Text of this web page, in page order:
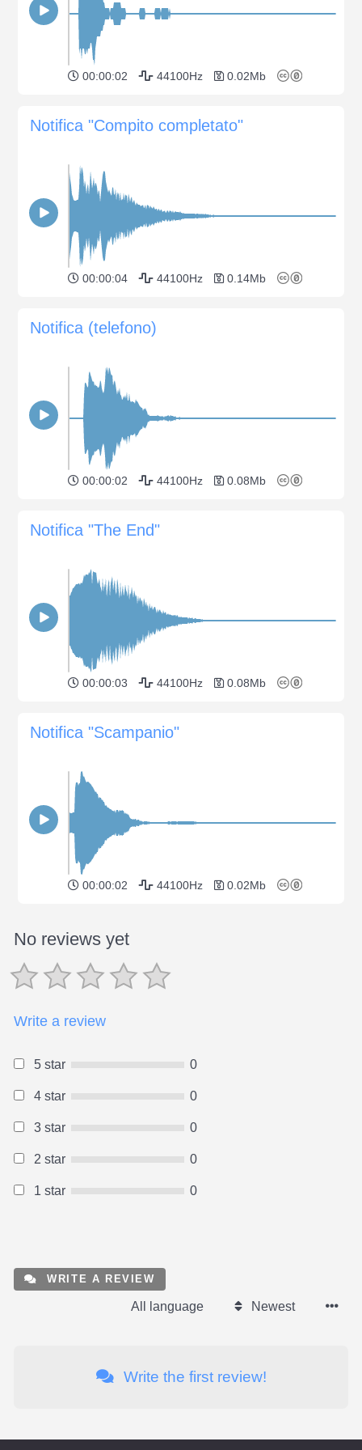
00:00:02 44100Hz 0.02Mb
Notifica "Compito completato"
00:00:04 44100Hz 0.14Mb
Notifica (telefono)
00:00:02 44100Hz 0.08Mb
Notifica "The End"
00:00:03 44100Hz 0.08Mb
Notifica "Scampanio"
00:00:02 44100Hz 0.02Mb
No reviews yet
Write a review
5 star 0
4 star 0
3 star 0
2 star 0
1 star 0
WRITE A REVIEW
All language Newest
Write the first review!